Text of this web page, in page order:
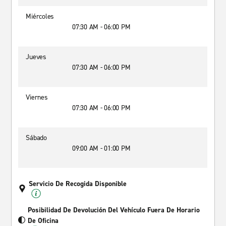
Miércoles
07:30 AM - 06:00 PM
Jueves
07:30 AM - 06:00 PM
Viernes
07:30 AM - 06:00 PM
Sábado
09:00 AM - 01:00 PM
Servicio De Recogida Disponible
Posibilidad De Devolución Del Vehículo Fuera De Horario
De Oficina